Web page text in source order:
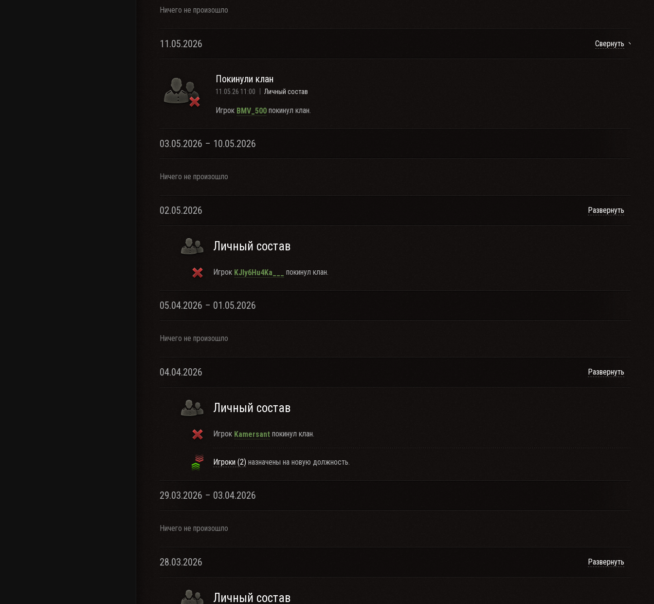
Ничего не произошло
11.05.2026 Свернуть
Покинули клан
11.05.26 11:00 Личный состав
Игрок BMV_500 покинул клан.
03.05.2026 – 10.05.2026
Ничего не произошло
02.05.2026 Развернуть
Личный состав
Игрок KJly6Hu4Ka___ покинул клан.
05.04.2026 – 01.05.2026
Ничего не произошло
04.04.2026 Развернуть
Личный состав
Игрок Kamersant покинул клан.
Игроки (2) назначены на новую должность.
29.03.2026 – 03.04.2026
Ничего не произошло
28.03.2026 Развернуть
Личный состав